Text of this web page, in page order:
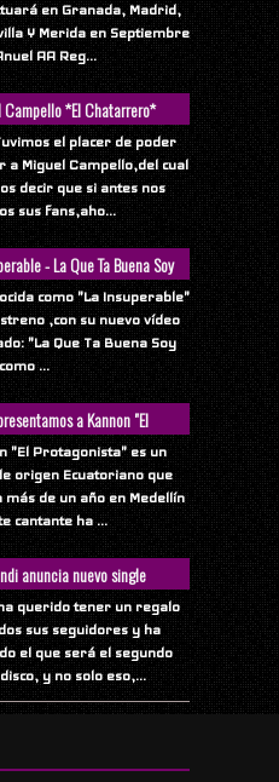
en Granada, Madrid,
Y Merida en Septiembre
AA Reg...
*El Chatarrero*
el placer de poder
a Miguel Campello,del cual
decir que si antes nos
sus fans,aho...
- La Que Ta Buena Soy
Yo
como "La Insuperable"
,con su nuevo vídeo
"La Que Ta Buena Soy
...
a Kannon "El
Protagonista"
"El Protagonista" es un
origen Ecuatoriano que
de un año en Medellín
cantante ha ...
anuncia nuevo single
querido tener un regalo
sus seguidores y ha
el que será el segundo
y no solo eso,...